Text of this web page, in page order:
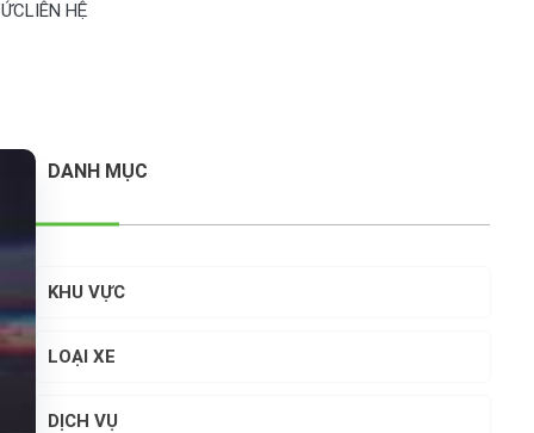
LIÊN HỆ
DANH MỤC
KHU VỰC
LOẠI XE
DỊCH VỤ